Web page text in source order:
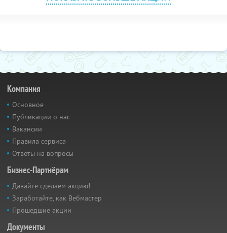
Компания
Основное
Публикации о нас
Вакансии
Правила сервиса
Ответы на вопросы
Бизнес-Партнёрам
Давайте сделаем акцию!
Заработайте, как Вебмастер
Прошедшие акции
Документы